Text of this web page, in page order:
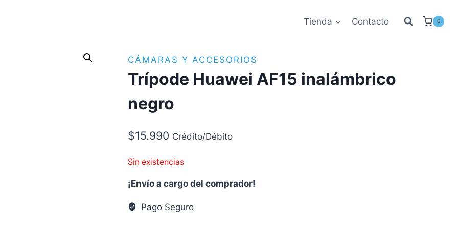
Tienda Contacto 0
CÁMARAS Y ACCESORIOS
Trípode Huawei AF15 inalámbrico
negro
$15.990 Crédito/Débito
Sin existencias
¡Envío a cargo del comprador!
Pago Seguro